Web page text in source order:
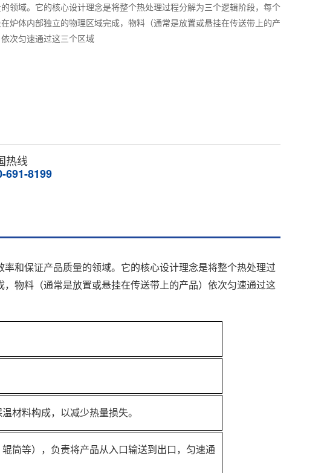
的领域。它的核心设计理念是将整个热处理过程分解为三个逻辑阶段，每个
在炉体内部独立的物理区域完成，物料（通常是放置或悬挂在传送带上的产
依次匀速通过这三个区域
热线
691-8199
和保证产品质量的领域。它的核心设计理念是将整个热处理过
物料（通常是放置或悬挂在传送带上的产品）依次匀速通过这
材料构成，以减少热量损失。
筒等），负责将产品从入口输送到出口，匀速通